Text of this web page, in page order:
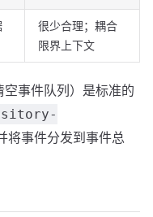
很少合理；耦合
限界上下文
事件队列）是标准的
将事件分发到事件总